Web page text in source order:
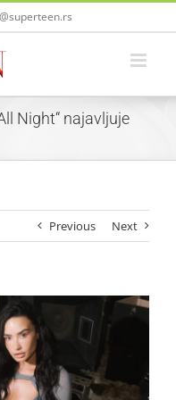
Night“ najavljuje
Previous Next